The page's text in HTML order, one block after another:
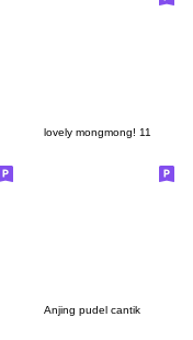
lovely mongmong! 11
Anjing pudel cantik